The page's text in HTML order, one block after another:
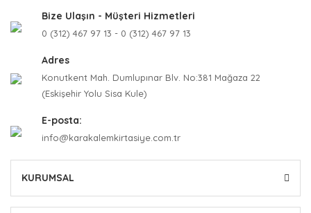
Bize Ulaşın - Müşteri Hizmetleri
0 (312) 467 97 13 - 0 (312) 467 97 13
Adres
Konutkent Mah. Dumlupınar Blv. No:381 Mağaza 22
(Eskişehir Yolu Sisa Kule)
E-posta:
info@karakalemkirtasiye.com.tr
KURUMSAL